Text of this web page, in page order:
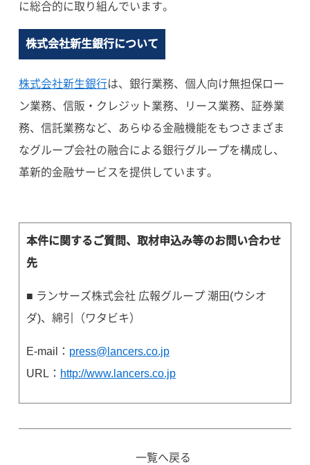
に総合的に取り組んでいます。
株式会社新生銀行について
株式会社新生銀行は、銀行業務、個人向け無担保ロー
ン業務、信販・クレジット業務、リース業務、証券業
務、信託業務など、あらゆる金融機能をもつさまざま
なグループ会社の融合による銀行グループを構成し、
革新的金融サービスを提供しています。
本件に関するご質問、取材申込み等のお問い合わせ
先
■ ランサーズ株式会社 広報グループ 潮田(ウシオ
ダ)、綿引（ワタビキ）
E-mail： press@lancers.co.jp
URL： http://www.lancers.co.jp
一覧へ戻る